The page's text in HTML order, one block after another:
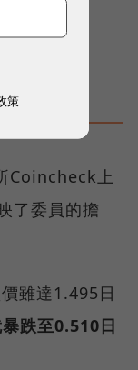
有激勵
成為價
Coincheck上
了委員的擔
雖達1.495日
跌至0.510日
策